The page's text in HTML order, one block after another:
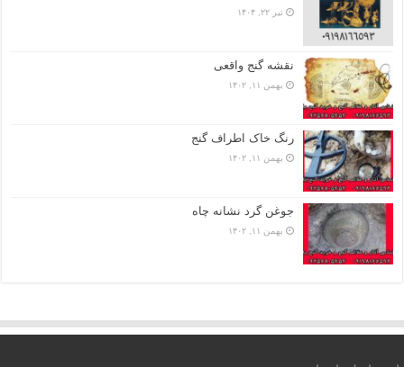
تیر ۲۲, ۱۴۰۴
نقشه گنج واقعی
بهمن ۱۱, ۱۴۰۲
رنگ خاک اطراف گنج
بهمن ۱۱, ۱۴۰۲
جوغن گرد نشانه چاه
بهمن ۱۱, ۱۴۰۲